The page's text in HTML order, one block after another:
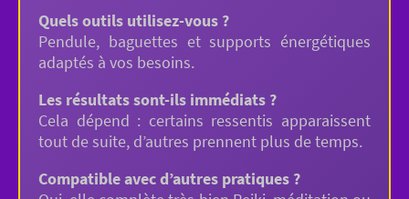
Quels outils utilisez-vous ?
Pendule, baguettes et supports énergétiques
adaptés à vos besoins.
Les résultats sont-ils immédiats ?
Cela dépend : certains ressentis apparaissent
tout de suite, d’autres prennent plus de temps.
Compatible avec d’autres pratiques ?